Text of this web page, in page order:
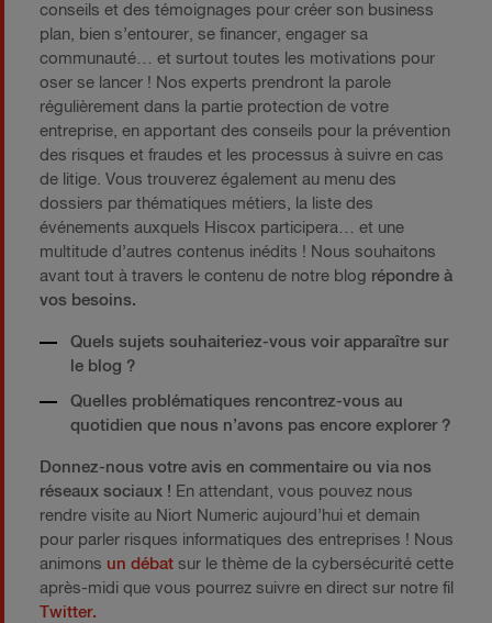
conseils et des témoignages pour créer son business
plan, bien s’entourer, se financer, engager sa
communauté… et surtout toutes les motivations pour
oser se lancer ! Nos experts prendront la parole
régulièrement dans la partie protection de votre
entreprise, en apportant des conseils pour la prévention
des risques et fraudes et les processus à suivre en cas
de litige. Vous trouverez également au menu des
dossiers par thématiques métiers, la liste des
événements auxquels Hiscox participera… et une
multitude d’autres contenus inédits ! Nous souhaitons
avant tout à travers le contenu de notre blog répondre à
vos besoins.
Quels sujets souhaiteriez-vous voir apparaître sur
le blog ?
Quelles problématiques rencontrez-vous au
quotidien que nous n’avons pas encore explorer ?
Donnez-nous votre avis en commentaire ou via nos
réseaux sociaux ! En attendant, vous pouvez nous
rendre visite au Niort Numeric aujourd’hui et demain
pour parler risques informatiques des entreprises ! Nous
animons un débat sur le thème de la cybersécurité cette
après-midi que vous pourrez suivre en direct sur notre fil
Twitter.